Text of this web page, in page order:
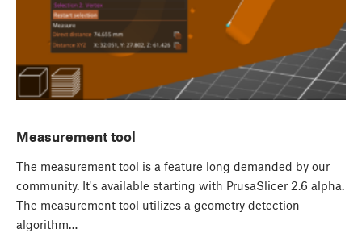
Measurement tool
The measurement tool is a feature long demanded by our
community. It's available starting with PrusaSlicer 2.6 alpha.
The measurement tool utilizes a geometry detection
algorithm…